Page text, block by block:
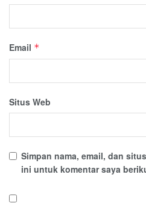
Email *
Situs Web
Simpan nama, email, dan
ini untuk komentar saya